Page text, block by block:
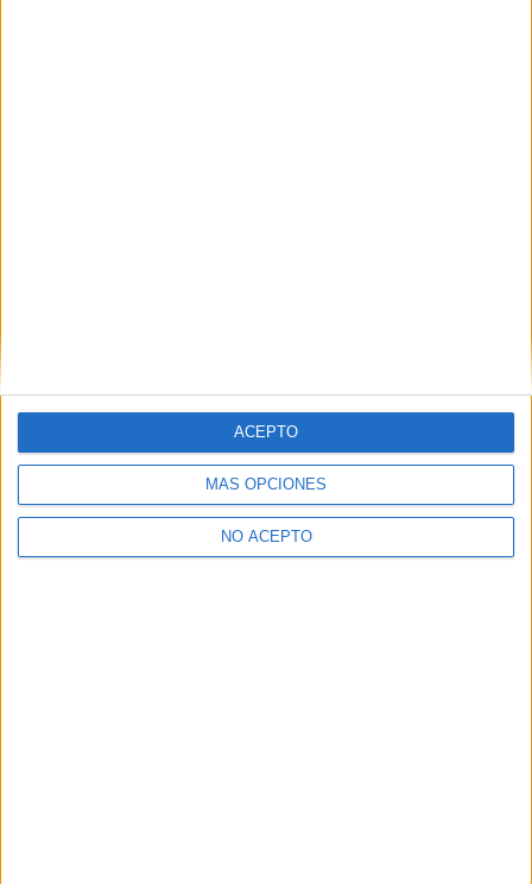
MÁS OPCIONES
NO ACEPTO
ACEPTO
Y como regalo de agradecimiento, por registrarte te daremos
gratis una copia de nuestro ebook con 100 consejos para tu
primer año de universidad